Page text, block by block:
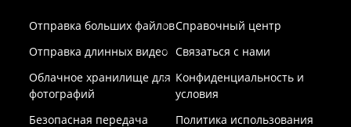
Отправка больших файлов
Отправка длинных видео
Облачное хранилище для
фотографий
Безопасная передача
Справочный центр
Связаться с нами
Конфиденциальность и
условия
Политика использования